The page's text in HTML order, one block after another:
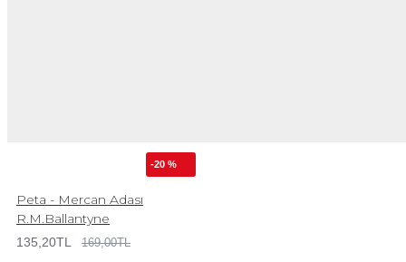
-20 %
Peta - Mercan Adası
R.M.Ballantyne
135,20TL 169,00TL